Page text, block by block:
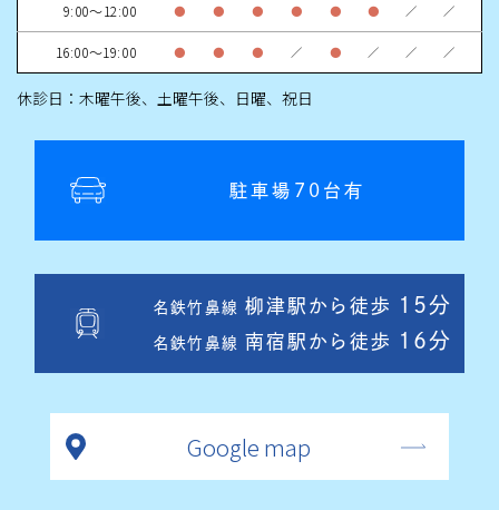
9:00～12:00 ● ● ● ● ● ● ／ ／
16:00～19:00 ● ● ● ／ ● ／ ／ ／
休診日：木曜午後、土曜午後、日曜、祝日
駐車場70台有
名鉄竹鼻線 柳津駅から徒歩 15分
名鉄竹鼻線 南宿駅から徒歩 16分
Google map